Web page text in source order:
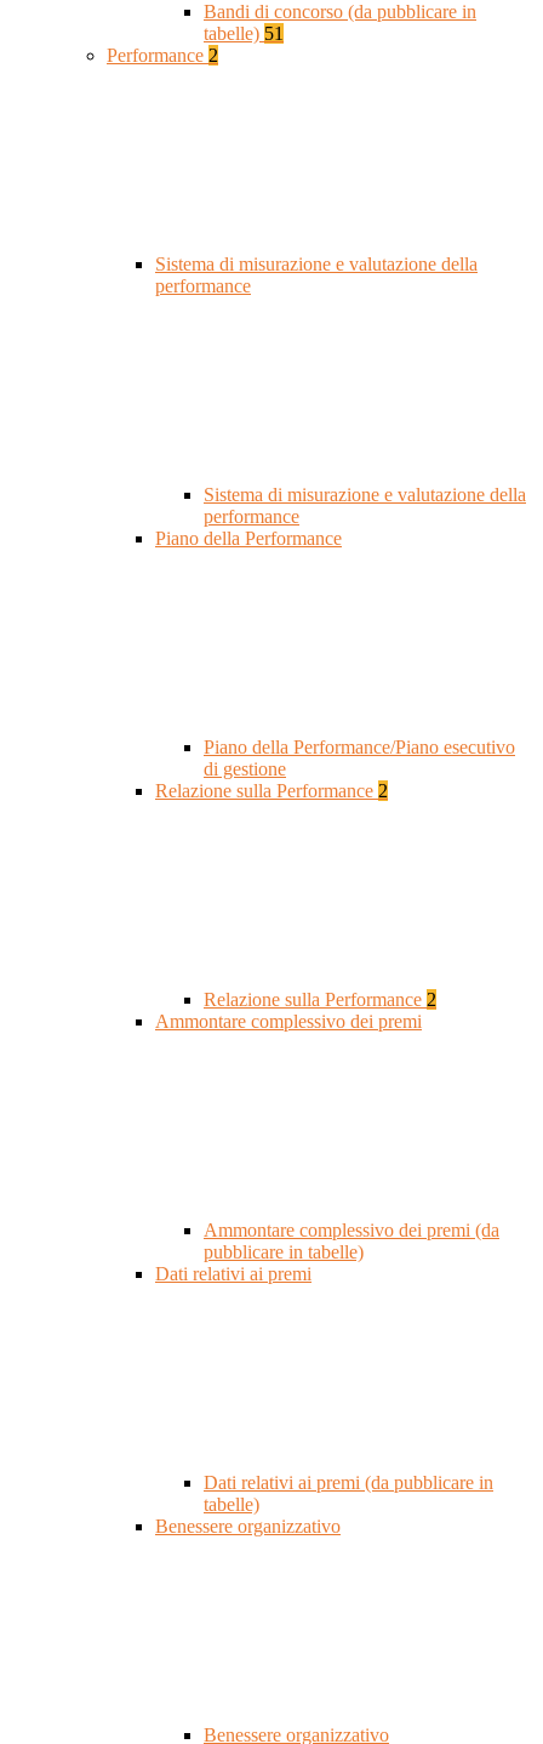
Bandi di concorso (da pubblicare in
tabelle) 51
Performance 2
Sistema di misurazione e valutazione della
performance
Sistema di misurazione e valutazione della
performance
Piano della Performance
Piano della Performance/Piano esecutivo
di gestione
Relazione sulla Performance 2
Relazione sulla Performance 2
Ammontare complessivo dei premi
Ammontare complessivo dei premi (da
pubblicare in tabelle)
Dati relativi ai premi
Dati relativi ai premi (da pubblicare in
tabelle)
Benessere organizzativo
Benessere organizzativo